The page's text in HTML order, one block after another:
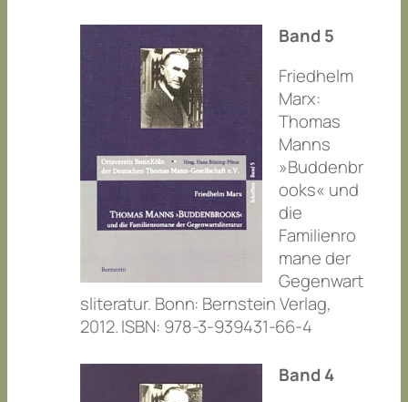
Band 5
Friedhelm
Marx:
Thomas
Manns
»Buddenbr
ooks« und
die
Familienro
mane der
Gegenwart
sliteratur. Bonn: Bernstein Verlag,
2012. ISBN: 978-3-939431-66-4
Band 4